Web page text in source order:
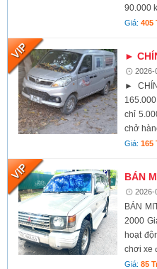
90.000
Giá:405
►
2026-
►
chỉ
chở
Giá:165
BÁN
2026-
BÁN
2000
hoạt
chơi xe
Giá:85